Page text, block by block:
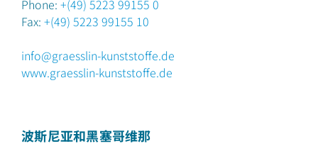
Phone: +(49) 5223 99155 0
Fax: +(49) 5223 99155 10
info@graesslin-kunststoffe.de
www.graesslin-kunststoffe.de
波斯尼亚和黑塞哥维那